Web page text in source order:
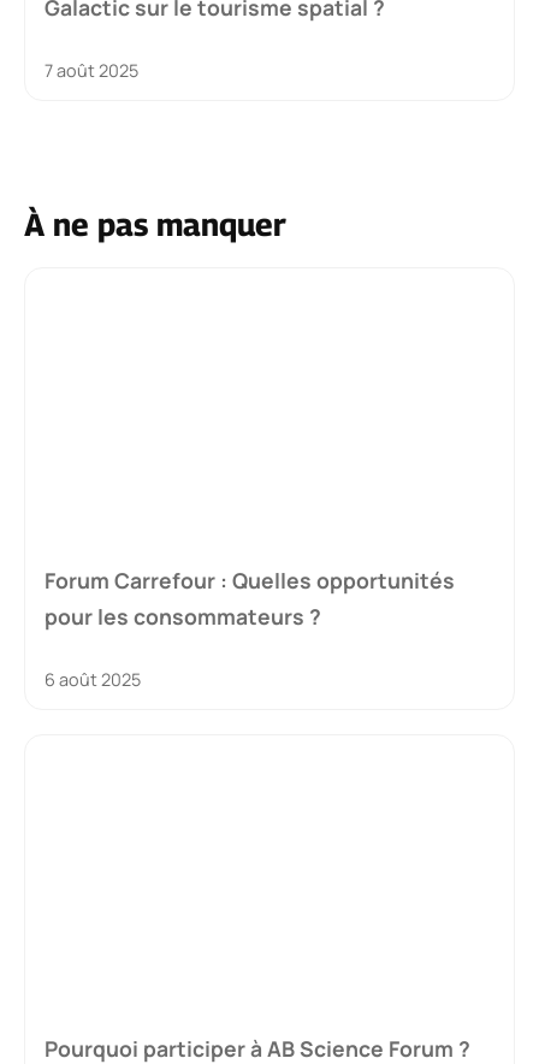
Galactic sur le tourisme spatial ?
7 août 2025
À ne pas manquer
Forum Carrefour : Quelles opportunités
pour les consommateurs ?
6 août 2025
Pourquoi participer à AB Science Forum ?